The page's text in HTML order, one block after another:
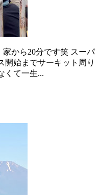
から20分です笑 スーパ
開始までサーキット周り
くて一生...